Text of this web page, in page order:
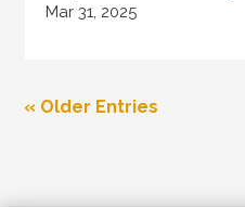
Mar 31, 2025
« Older Entries